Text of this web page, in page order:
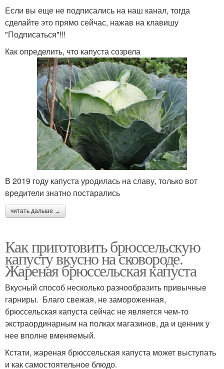
Если вы еще не подписались на наш канал, тогда
сделайте это прямо сейчас, нажав на клавишу
"Подписаться"!!!
Как определить, что капуста созрела
В 2019 году капуста уродилась на славу, только вот
вредители знатно постарались
читать дальше →
Как приготовить брюссельскую
капусту вкусно на сковороде.
Жареная брюссельская капуста
Вкусный способ несколько разнообразить привычные
гарниры. Благо свежая, не замороженная,
брюссельская капуста сейчас не является чем-то
экстраординарным на полках магазинов, да и ценник у
нее вполне вменяемый.
Кстати, жареная брюссельская капуста может выступать
и как самостоятельное блюдо.